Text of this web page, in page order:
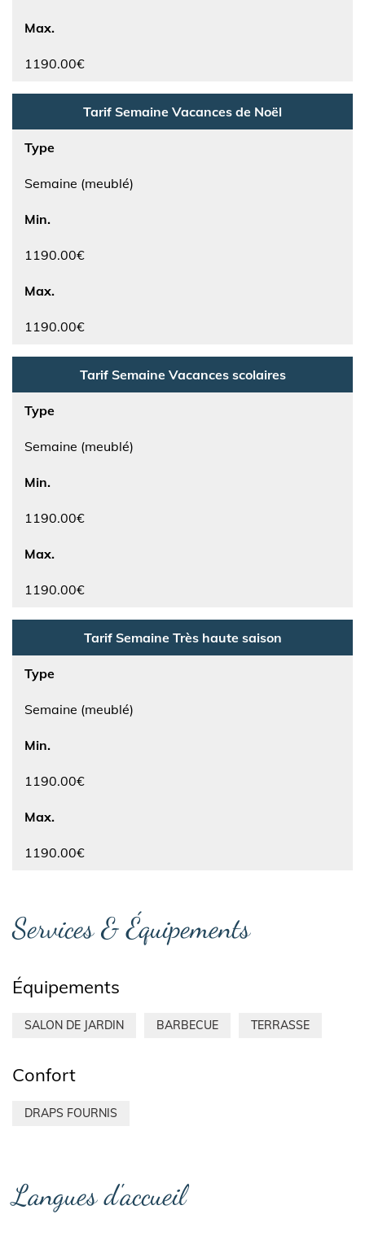
Max.
1190.00€
Tarif Semaine Vacances de Noël
Type
Semaine (meublé)
Min.
1190.00€
Max.
1190.00€
Tarif Semaine Vacances scolaires
Type
Semaine (meublé)
Min.
1190.00€
Max.
1190.00€
Tarif Semaine Très haute saison
Type
Semaine (meublé)
Min.
1190.00€
Max.
1190.00€
Services & Équipements
Équipements
SALON DE JARDIN BARBECUE TERRASSE
Confort
DRAPS FOURNIS
Langues d'accueil